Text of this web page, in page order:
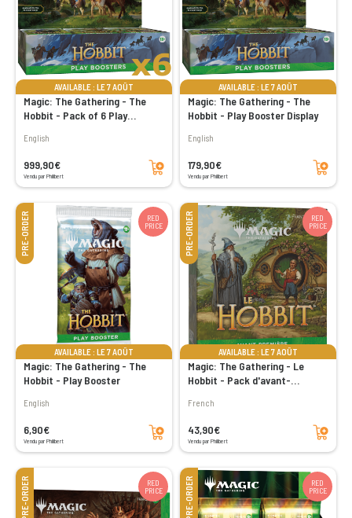
AVAILABLE : LE 7 AOÛT
Magic: The Gathering - The
Hobbit - Pack of 6 Play
English
999,90€
Vendu par Philibert
Add to cart
AVAILABLE : LE 7 AOÛT
Magic: The Gathering - The
Hobbit - Play Booster Display
English
179,90€
Vendu par Philibert
Add to cart
PRE-ORDER
RED
PRICE
AVAILABLE : LE 7 AOÛT
Magic: The Gathering - The
Hobbit - Play Booster
English
6,90€
Vendu par Philibert
Add to cart
PRE-ORDER
RED
PRICE
AVAILABLE : LE 7 AOÛT
Magic: The Gathering - Le
Hobbit - Pack d'avant-
French
43,90€
Vendu par Philibert
Add to cart
PRE-ORDER
RED
PRICE
PRE-ORDER
RED
PRICE